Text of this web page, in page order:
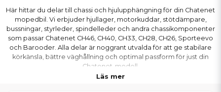
Här hittar du delar till chassi och hjulupphängning för din Chatenet
mopedbil. Vi erbjuder hjullager, motorkuddar, stötdämpare,
bussningar, styrleder, spindelleder och andra chassikomponenter
som passar Chatenet CH46, CH40, CH33, CH28, CH26, Sporteevo
och Barooder. Alla delar är noggrant utvalda för att ge stabilare
körkänsla, bättre väghållning och optimal passform för just din
Chatenet-modell.
Läs mer